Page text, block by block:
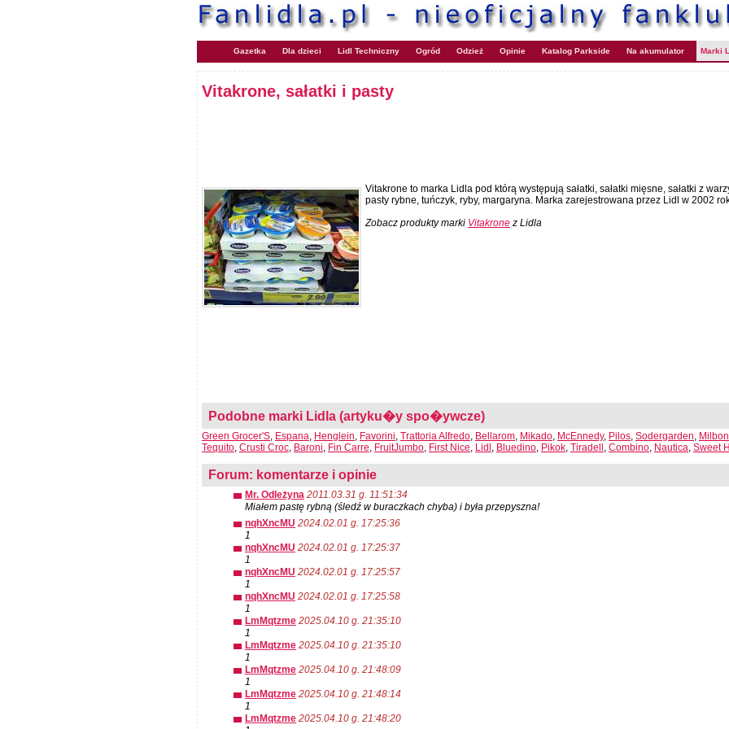
Gazetka Dla dzieci Lidl Techniczny Ogród Odzież Opinie Katalog Parkside Na akumulator Marki
Vitakrone, sałatki i pasty
Vitakrone to marka Lidla pod którą występują sałatki, sałatki mięsne, sałatki z
pasty rybne, tuńczyk, ryby, margaryna. Marka zarejestrowana przez Lidl w 2002
Zobacz produkty marki Vitakrone z Lidla
Podobne marki Lidla (artyku�y spo�ywcze)
Green Grocer'S Espana Henglein Favorini Trattoria Alfredo Bellarom Mikado McEnnedy, Pilos Sodergarden
Tequito Crusti Croc Baroni Fin Carre FruitJumbo First Nice Lidl Bluedino Pikok Tiradell Combino Nautica Sweet
Forum: komentarze i opinie
Mr. Odleżyna 2011.03.31 g. 11:51:34
Miałem pastę rybną (śledź w buraczkach chyba) i była przepyszna!
nqhXncMU 2024.02.01 g. 17:25:36
1
nqhXncMU 2024.02.01 g. 17:25:37
1
nqhXncMU 2024.02.01 g. 17:25:57
1
nqhXncMU 2024.02.01 g. 17:25:58
1
LmMqtzme 2025.04.10 g. 21:35:10
1
LmMqtzme 2025.04.10 g. 21:35:10
1
LmMqtzme 2025.04.10 g. 21:48:09
1
LmMqtzme 2025.04.10 g. 21:48:14
1
LmMqtzme 2025.04.10 g. 21:48:20